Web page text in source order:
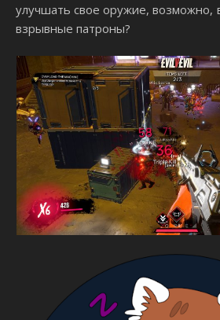
улучшать свое оружие,
взрывные патроны?